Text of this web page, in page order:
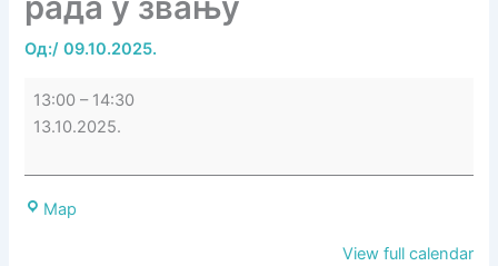
Од:/09.10.2025.
Ефикасна
организација
у
звању
13:00 – 14:30
13.10.2025.
Map
View full calendar